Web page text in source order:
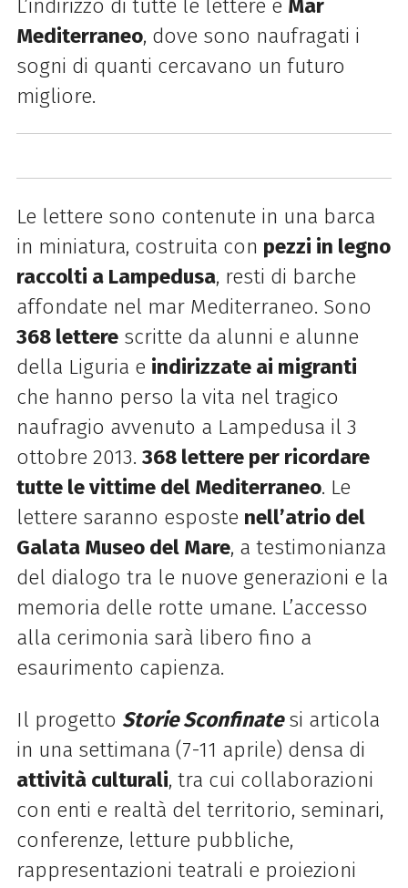
L’indirizzo di tutte le lettere è Mar
Mediterraneo, dove sono naufragati i
sogni di quanti cercavano un futuro
migliore.
Le lettere sono contenute in una barca
in miniatura, costruita con pezzi in legno
raccolti a Lampedusa, resti di barche
affondate nel mar Mediterraneo. Sono
368 letterescritte da alunni e alunne
della Liguria e indirizzate ai migranti
che hanno perso la vita nel tragico
naufragio avvenuto a Lampedusa il 3
ottobre 2013. 368 lettere per ricordare
tutte le vittime del Mediterraneo. Le
lettere saranno esposte nell’atrio del
Galata Museo del Mare, a testimonianza
del dialogo tra le nuove generazioni e la
memoria delle rotte umane. L’accesso
alla cerimonia sarà libero fino a
esaurimento capienza.
Il progetto Storie Sconfinatesi articola
in una settimana (7-11 aprile) densa di
attività culturali, tra cui collaborazioni
con enti e realtà del territorio, seminari,
conferenze, letture pubbliche,
rappresentazioni teatrali e proiezioni